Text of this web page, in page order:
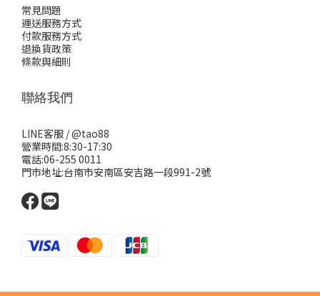
常見問題
運送服務方式
付款服務方式
退換貨政策
條款與細則
聯絡我們
LINE客服 /@tao88
營業時間:8:30-17:30
電話:06-255 0011
門市地址:台南市安南區安吉路一段991-2號